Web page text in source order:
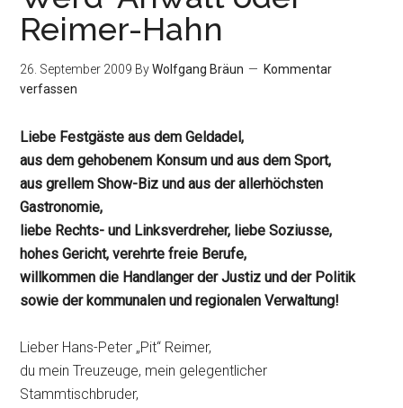
Reimer-Hahn
26. September 2009 ByWolfgang Bräun
Kommentar
verfassen
Liebe Festgäste aus dem Geldadel,
aus dem gehobenem Konsum und aus dem Sport,
aus grellem Show-Biz und aus der allerhöchsten
Gastronomie,
liebe Rechts- und Linksverdreher, liebe Soziusse,
hohes Gericht, verehrte freie Berufe,
willkommen die Handlanger der Justiz und der Politik
sowie der kommunalen und regionalen Verwaltung!
Lieber Hans-Peter „Pit“ Reimer,
du mein Treuzeuge, mein gelegentlicher
Stammtischbruder,